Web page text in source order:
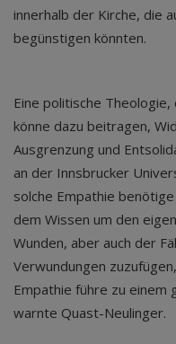
innerhalb der Kirche, die
begünstigen könnten.
Eine politische
könne dazu beitragen,
Ausgrenzung und
an der Innsbrucker
solche Empathie
dem Wissen um den
Wunden, aber auch der
Verwundungen
Empathie führe zu einem
warnte Quast-Neulinger.